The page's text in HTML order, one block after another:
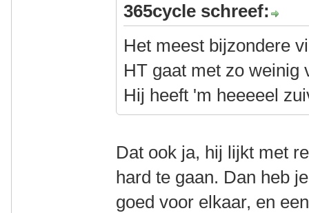
365cycle schreef:
Het meest bijzondere
HT gaat met zo weinig
Hij heeft 'm heeeeel
Dat ook ja, hij lijkt met
hard te gaan. Dan heb
goed voor elkaar, en